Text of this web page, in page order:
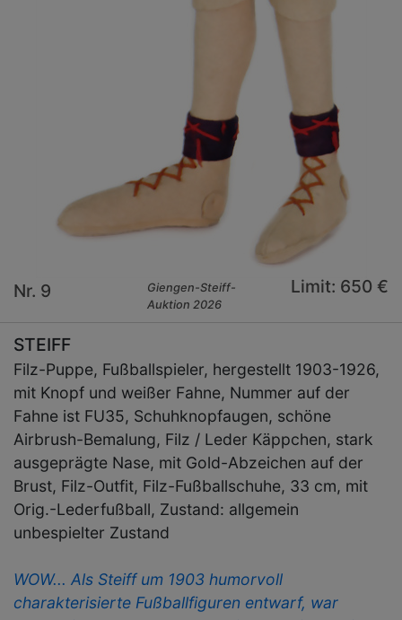
Nr. 9
Giengen-Steiff-
Auktion 2026
Limit: 650 €
STEIFF
Filz-Puppe, Fußballspieler, hergestellt 1903-1926,
mit Knopf und weißer Fahne, Nummer auf der
Fahne ist FU35, Schuhknopfaugen, schöne
Airbrush-Bemalung, Filz / Leder Käppchen, stark
ausgeprägte Nase, mit Gold-Abzeichen auf der
Brust, Filz-Outfit, Filz-Fußballschuhe, 33 cm, mit
Orig.-Lederfußball, Zustand: allgemein
unbespielter Zustand
WOW... Als Steiff um 1903 humorvoll
charakterisierte Fußballfiguren entwarf, war